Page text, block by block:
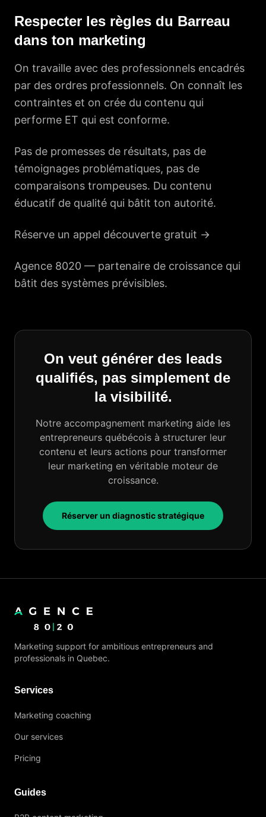
Respecter les règles du Barreau
dans ton marketing
On travaille avec des professionnels encadrés
par des ordres professionnels. On connaît les
contraintes et on crée du contenu qui
performe ET qui est conforme.
Pas de promesses de résultats, pas de
témoignages problématiques, pas de
comparaisons trompeuses. Du contenu
éducatif de qualité qui bâtit ton autorité.
Réserve un appel découverte gratuit →
Agence 8020 — partenaire de croissance qui
bâtit des systèmes prévisibles.
On veut générer des leads
qualifiés, pas simplement de
la visibilité.
Notre accompagnement marketing aide les
entrepreneurs québécois à structurer leur
contenu et leurs actions pour transformer
leur marketing en véritable moteur de
croissance.
Réserver un diagnostic stratégique
Marketing support for ambitious entrepreneurs and
professionals in Quebec.
Services
Marketing coaching
Our services
Pricing
Guides